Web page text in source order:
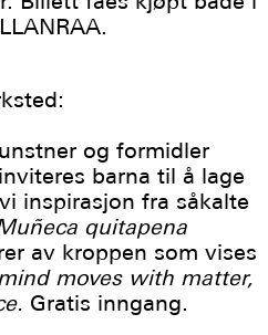
og formidler
barna til å lage
inspirasjon fra såkalte
quitapena
av kroppen som vises
mind moves with matter,
Gratis inngang.